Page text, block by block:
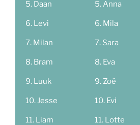
Daan
Levi
Milan
Bram
Luuk
Jesse
Liam
Anna
Mila
Sara
Eva
Zoë
Evi
Lotte